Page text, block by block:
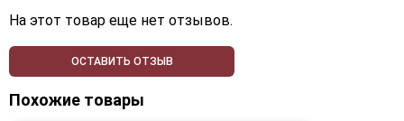
На этот товар еще нет отзывов.
ОСТАВИТЬ ОТЗЫВ
Похожие товары